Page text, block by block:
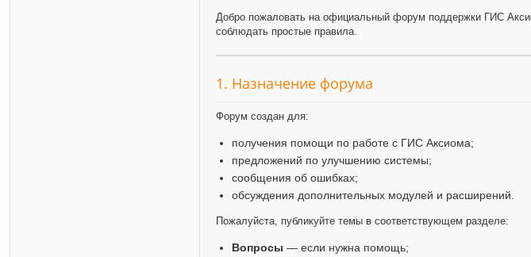
Добро пожаловать на официальный форум поддержки ГИС
соблюдать простые правила.
1. Назначение форума
Форум создан для:
получения помощи по работе с ГИС Аксиома;
предложений по улучшению системы;
сообщения об ошибках;
обсуждения дополнительных модулей и расширений.
Пожалуйста, публикуйте темы в соответствующем разделе:
Вопросы — если нужна помощь;